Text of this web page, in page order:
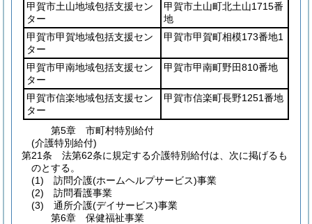
甲賀市土山地域包括支援セン
ター
甲賀市土山町北土山1715番
地
甲賀市甲賀地域包括支援セン
ター
甲賀市甲賀町相模173番地1
甲賀市甲南地域包括支援セン
ター
甲賀市甲南町野田810番地
甲賀市信楽地域包括支援セン
ター
甲賀市信楽町長野1251番地
第5章
市町村特別給付
(介護特別給付)
第21条
法第62条に規定する介護特別給付は、次に掲げるも
のとする。
(1)
訪問介護(ホームヘルプサービス)事業
(2)
訪問看護事業
(3)
通所介護(デイサービス)事業
第6章
保健福祉事業